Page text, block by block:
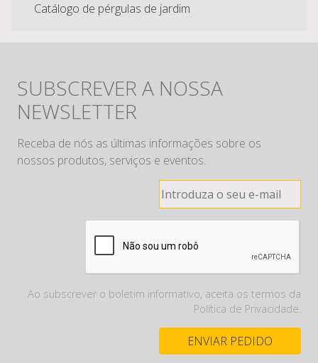
Catálogo de pérgulas de jardim
SUBSCREVER A NOSSA
NEWSLETTER
Receba de nós as últimas informações sobre os
nossos produtos, serviços e eventos.
Ao subscrever o boletim informativo, aceita os termos da
Política de Privacidade.